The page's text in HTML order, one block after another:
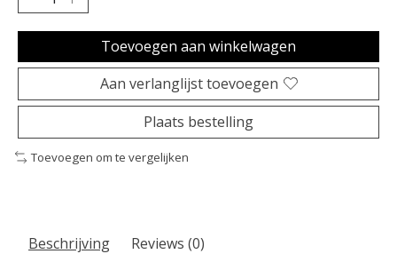
Toevoegen aan winkelwagen
Aan verlanglijst toevoegen
Plaats bestelling
Toevoegen om te vergelijken
Beschrijving Reviews (0)